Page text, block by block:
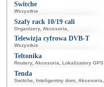
Switche
Wszystkie
Szafy rack 10/19 cali
Organizery, Akcesoria
Telewizja cyfrowa DVB-T
Wszystkie
Teltonika
Routery, Akcesoria Lokalizatory GPS
Tenda
Switche Inteligentny dom Akcesoria